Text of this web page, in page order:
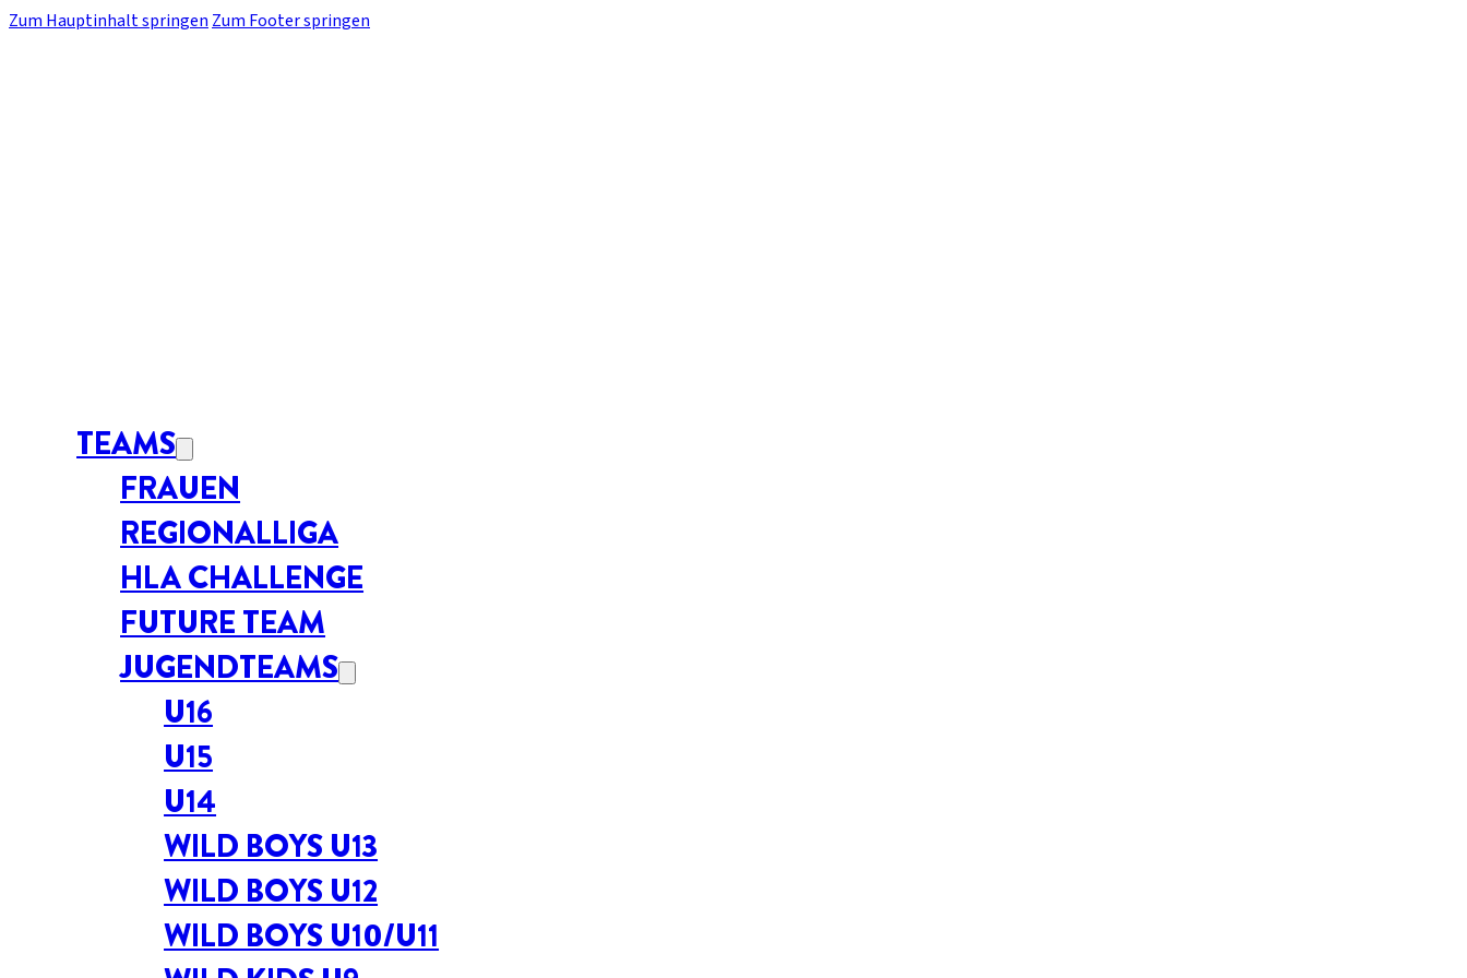
Zum Hauptinhalt springen Zum Footer springen
TEAMS
FRAUEN
REGIONALLIGA
HLA CHALLENGE
FUTURE TEAM
JUGENDTEAMS
U16
U15
U14
WILD BOYS U13
WILD BOYS U12
WILD BOYS U10/U11